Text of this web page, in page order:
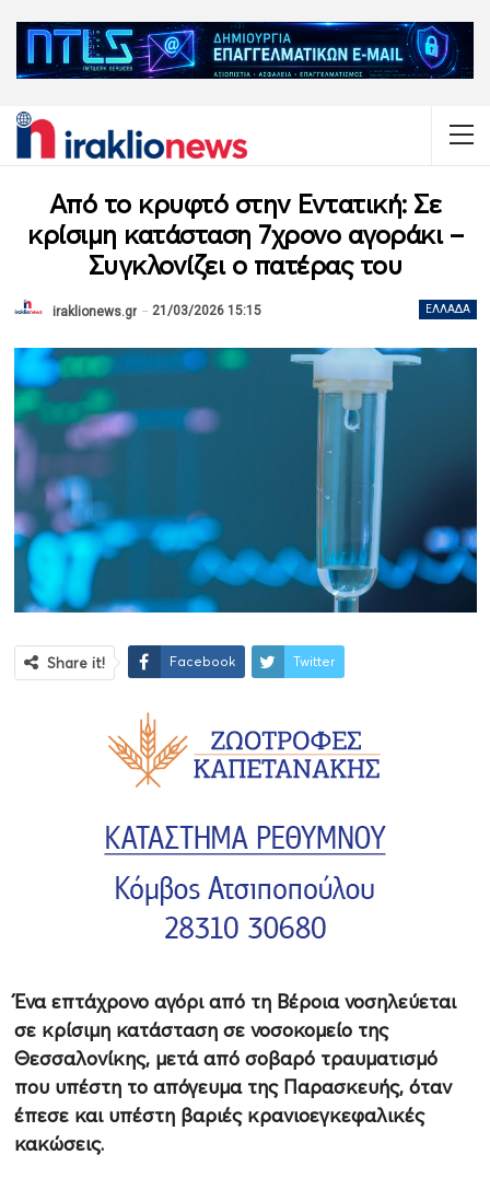
Από το κρυφτό στην Εντατική: Σε
κρίσιμη κατάσταση 7χρονο αγοράκι –
Συγκλονίζει ο πατέρας του
ΕΛΛΆΔΑ
iraklionews.gr 21/03/2026 15:15
Share it! Facebook Twitter
Ένα επτάχρονο αγόρι από τη Βέροια νοσηλεύεται
σε κρίσιμη κατάσταση σε νοσοκομείο της
Θεσσαλονίκης, μετά από σοβαρό τραυματισμό
που υπέστη το απόγευμα της Παρασκευής, όταν
έπεσε και υπέστη βαριές κρανιοεγκεφαλικές
κακώσεις.